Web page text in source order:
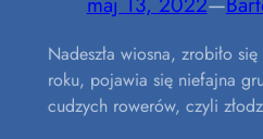
Nadeszła wiosna, zrobiło
roku, pojawia się niefajna
cudzych rowerów, czyli